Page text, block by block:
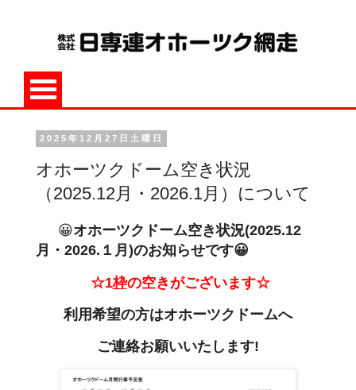
2025年12月27日土曜日
オホーツクドーム空き状況
（2025.12月・2026.1月）について
😀オホーツクドーム空き状況(2025.12
月・2026.１月)のお知らせです😀
☆1枠の空きがございます☆
利用希望の方はオホーツクドームへ
ご連絡お願いいたします!